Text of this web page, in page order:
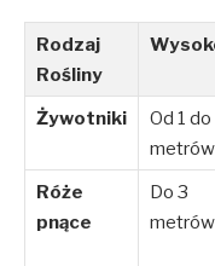
Rodzaj
Rośliny
Żywotniki
Od 1
metrów
Róże
pnące
Do 3
metrów